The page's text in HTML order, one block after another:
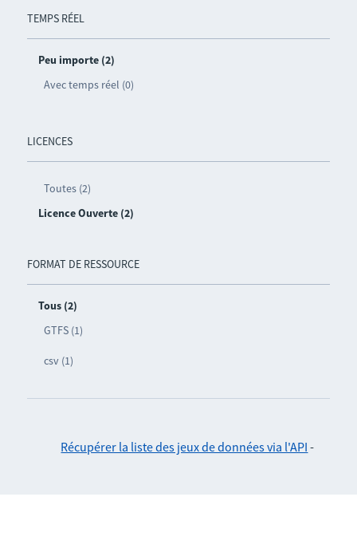
TEMPS RÉEL
Peu importe (2)
Avec temps réel (0)
LICENCES
Toutes (2)
Licence Ouverte (2)
FORMAT DE RESSOURCE
Tous (2)
GTFS (1)
csv (1)
Récupérer la liste des jeux de données via l'API -